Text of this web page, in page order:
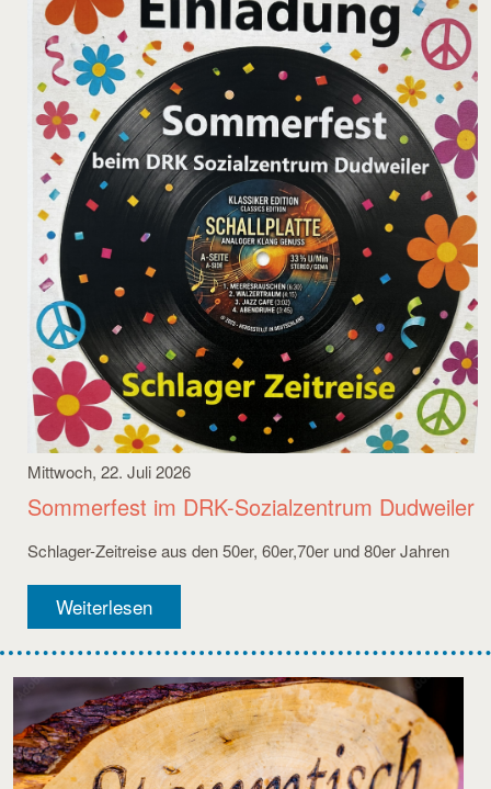
Mittwoch, 22. Juli 2026
Sommerfest im DRK-Sozialzentrum Dudweiler
Schlager-Zeitreise aus den 50er, 60er,70er und 80er Jahren
Weiterlesen